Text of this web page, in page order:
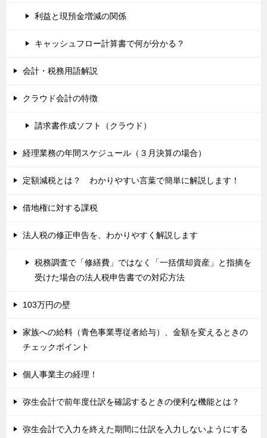
利益と現預金増減の関係
キャッシュフロー計算書で何が分かる？
会計・税務用語解説
クラウド会計の特徴
請求書作成ソフト（クラウド）
経理業務の年間スケジュール（３月決算の場合）
定額減税とは？ わかりやすい言葉で簡単に解説します！
借地権に対する課税
法人税の修正申告を、わかりやすく解説します
税務調査で「修繕費」ではなく「一括償却資産」と指摘を
受けた場合の法人税申告書での対応方法
103万円の壁
家族への給料（青色事業専従者給与）、金額を変えるときの
チェックポイント
個人事業主の経理！
弥生会計で前年度仕訳を確認するときの便利な機能とは？
弥生会計で入力を終えた期間に仕訳を入力しないようにする